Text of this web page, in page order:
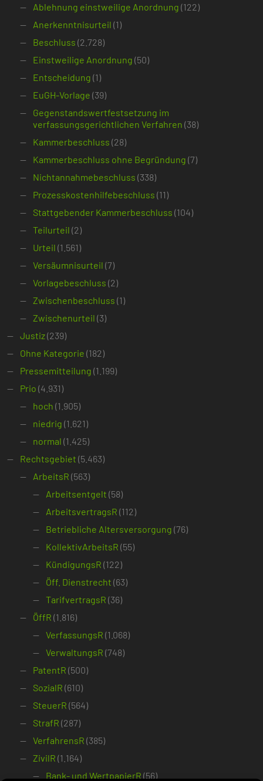
Ablehnung einstweilige Anordnung (122)
Anerkenntnisurteil (1)
Beschluss (2.728)
Einstweilige Anordnung (50)
Entscheidung (1)
EuGH-Vorlage (39)
Gegenstandswertfestsetzung im
verfassungsgerichtlichen Verfahren (38)
Kammerbeschluss (28)
Kammerbeschluss ohne Begründung (7)
Nichtannahmebeschluss (338)
Prozesskostenhilfebeschluss (11)
Stattgebender Kammerbeschluss (104)
Teilurteil (2)
Urteil (1.561)
Versäumnisurteil (7)
Vorlagebeschluss (2)
Zwischenbeschluss (1)
Zwischenurteil (3)
Justiz(239)
Ohne Kategorie (182)
Pressemitteilung (1.199)
Prio (4.931)
hoch (1.905)
niedrig (1.621)
normal (1.425)
Rechtsgebiet (5.463)
ArbeitsR (563)
Arbeitsentgelt (58)
ArbeitsvertragsR (112)
Betriebliche Altersversorgung (76)
KollektivArbeitsR (55)
KündigungsR (122)
Öff. Dienstrecht (63)
TarifvertragsR (36)
ÖffR (1.816)
VerfassungsR (1.068)
VerwaltungsR (748)
PatentR (500)
SozialR (610)
SteuerR (564)
StrafR (287)
VerfahrensR (385)
ZivilR (1.164)
Bank- und WertpapierR (56)